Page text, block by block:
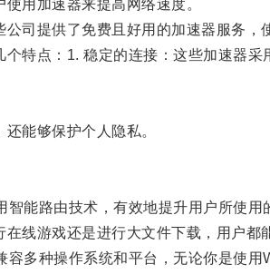
用加速器来提高网络速度。
提供了免费且好用的加速器服务，
点：1. 稳定的连接：这些加速器采
能够保护个人隐私。
能路由技术，有效地提升用户所使用
游戏还是进行大文件下载，用户都
种操作系统和平台，无论你是使用